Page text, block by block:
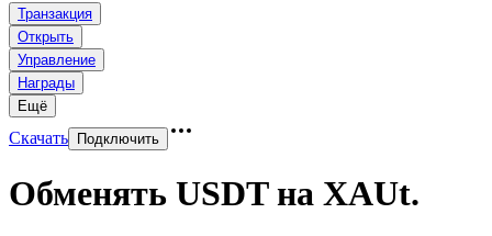
Транзакция
Открыть
Управление
Награды
Ещё
Скачать Подключить
Обменять USDT на XAUt.